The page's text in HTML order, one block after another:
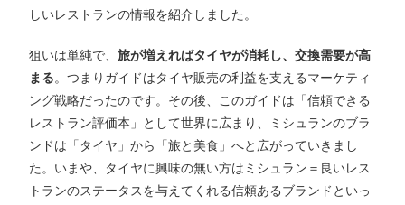
しいレストランの情報を紹介しました。
狙いは単純で、旅が増えればタイヤが消耗し、交換需要が高
まる。つまりガイドはタイヤ販売の利益を支えるマーケティ
ング戦略だったのです。その後、このガイドは「信頼できる
レストラン評価本」として世界に広まり、ミシュランのブラ
ンドは「タイヤ」から「旅と美食」へと広がっていきまし
た。いまや、タイヤに興味の無い方はミシュラン＝良いレス
トランのステータスを与えてくれる信頼あるブランドといっ